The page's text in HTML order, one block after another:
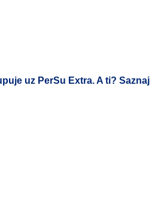
uz PerSu Extra. A ti? Saznaj